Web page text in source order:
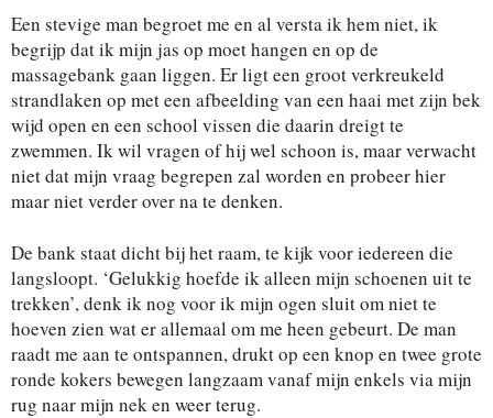
Een stevige man begroet me en al versta ik hem niet, ik
begrijp dat ik mijn jas op moet hangen en op de
massagebank gaan liggen. Er ligt een groot verkreukeld
strandlaken op met een afbeelding van een haai met zijn bek
wijd open en een school vissen die daarin dreigt te
zwemmen. Ik wil vragen of hij wel schoon is, maar verwacht
niet dat mijn vraag begrepen zal worden en probeer hier
maar niet verder over na te denken.
De bank staat dicht bij het raam, te kijk voor iedereen die
langsloopt. ‘Gelukkig hoefde ik alleen mijn schoenen uit te
trekken’, denk ik nog voor ik mijn ogen sluit om niet te
hoeven zien wat er allemaal om me heen gebeurt. De man
raadt me aan te ontspannen, drukt op een knop en twee grote
ronde kokers bewegen langzaam vanaf mijn enkels via mijn
rug naar mijn nek en weer terug.